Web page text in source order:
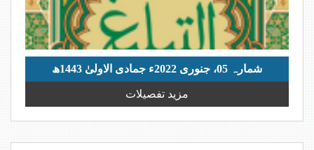
شمارہ 05، جنوری 2022ء جمادی الاولیٰ 1443ھ
مزید تفصیلات